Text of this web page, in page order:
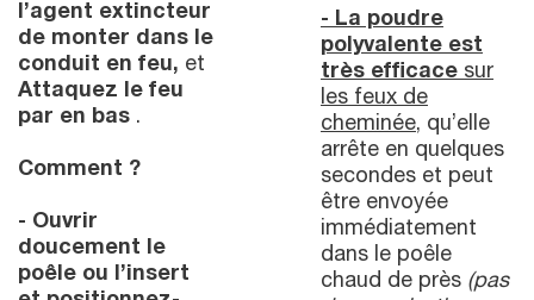
l’agent extincteur
de monter dans le
conduit en feu, et
Attaquez le feu
par en bas .
Comment ?
- Ouvrir
doucement le
poêle ou l’insert
- La poudre
polyvalente est
très efficace sur
les feux de
cheminée, qu’elle
arrête en quelques
secondes et peut
être envoyée
immédiatement
dans le poêle
chaud de près (pas